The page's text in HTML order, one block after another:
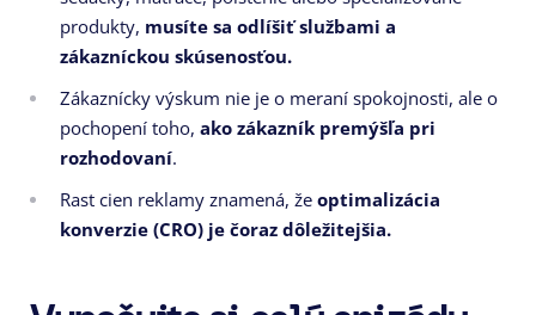
produkty, musíte sa odlíšiť službami a
zákazníckou skúsenosťou.
Zákaznícky výskum nie je o meraní spokojnosti, ale o
pochopení toho, ako zákazník premýšľa pri
rozhodovaní.
Rast cien reklamy znamená, že optimalizácia
konverzie (CRO) je čoraz dôležitejšia.